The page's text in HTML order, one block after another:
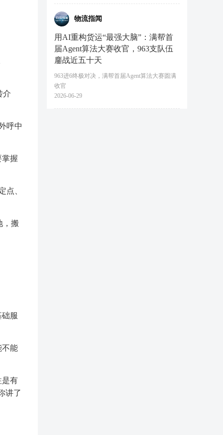
物流指闻
用AI重构货运“最强大脑”：满帮首
届Agent算法大赛收官，963支队伍
鏖战近五十天
963进6终极对决，满帮首届Agent算法大赛圆满
收官
2026-06-29
介
呼中
握
点、
，搬
服
不能
是有
讲了